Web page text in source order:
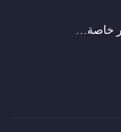
خاصة…